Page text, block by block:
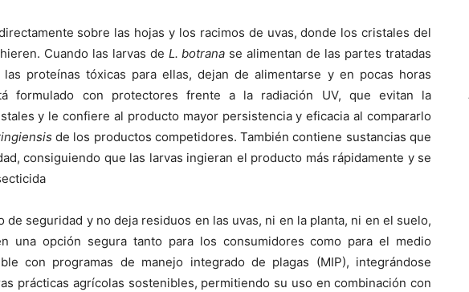
sobre las hojas y los racimos de uvas, donde los cristales del
Cuando las larvas de L. botrana se alimentan de las partes tratadas
proteínas tóxicas para ellas, dejan de alimentarse y en pocas horas
formulado con protectores frente a la radiación UV, que evitan la
y le confiere al producto mayor persistencia y eficacia al compararlo
de los productos competidores. También contiene sustancias que
consiguiendo que las larvas ingieran el producto más rápidamente y se
de seguridad y no deja residuos en las uvas, ni en la planta, ni en el suelo,
una opción segura tanto para los consumidores como para el medio
con programas de manejo integrado de plagas (MIP), integrándose
prácticas agrícolas sostenibles, permitiendo su uso en combinación con